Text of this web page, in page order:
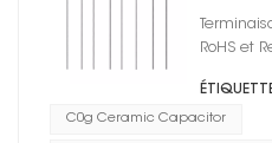
C0G
RoHS et
C0g Ceramic Capacitor